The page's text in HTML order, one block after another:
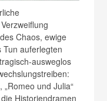
Chaos, ewige
auferlegten
ausweglos
„Romeo und Julia“
Historiendramen